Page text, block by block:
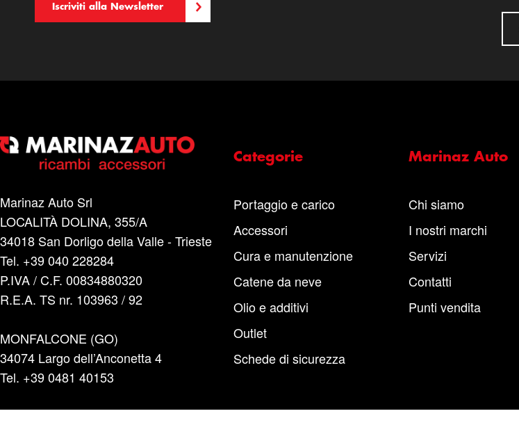
Iscriviti alla Newsletter
Marinaz Auto Srl
LOCALITÀ DOLINA, 355/A
34018 San Dorligo della Valle - Trieste
Tel. +39 040 228284
P.IVA / C.F. 00834880320
R.E.A. TS nr. 103963 / 92
MONFALCONE (GO)
34074 Largo dell’Anconetta 4
Tel. +39 0481 40153
Categorie
Portaggio e carico
Accessori
Cura e manutenzione
Catene da neve
Olio e additivi
Outlet
Schede di sicurezza
Marinaz Auto
Chi siamo
I nostri marchi
Servizi
Contatti
Punti vendita